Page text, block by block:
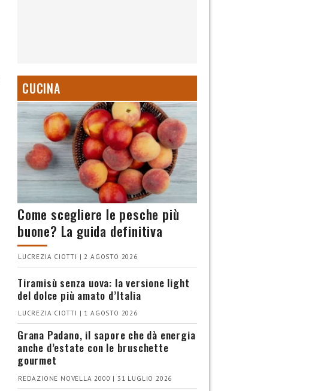
CUCINA
Come scegliere le pesche più
buone? La guida definitiva
LUCREZIA CIOTTI | 2 AGOSTO 2026
Tiramisù senza uova: la versione light
del dolce più amato d’Italia
LUCREZIA CIOTTI | 1 AGOSTO 2026
Grana Padano, il sapore che dà energia
anche d’estate con le bruschette
gourmet
REDAZIONE NOVELLA 2000 | 31 LUGLIO 2026